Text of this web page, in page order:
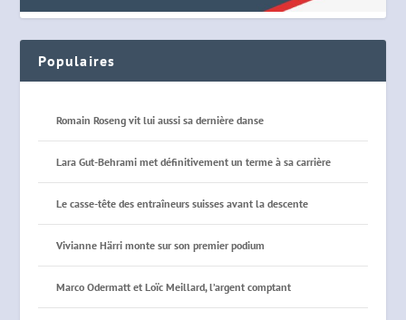
Populaires
Romain Roseng vit lui aussi sa dernière danse
Lara Gut-Behrami met définitivement un terme à sa carrière
Le casse-tête des entraîneurs suisses avant la descente
Vivianne Härri monte sur son premier podium
Marco Odermatt et Loïc Meillard, l’argent comptant